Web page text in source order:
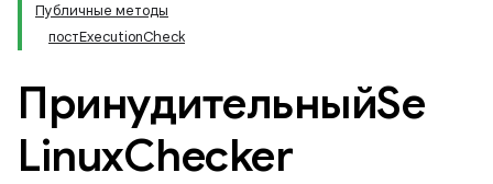
Публичные методы
постExecutionCheck
ПринудительныйSe
LinuxChecker